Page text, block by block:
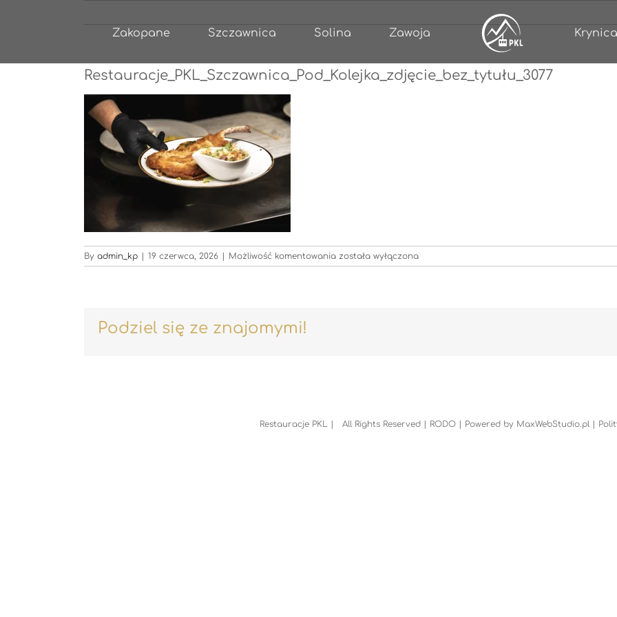
Zakopane Szczawnica Solina Zawoja
Restauracje_PKL_Szczawnica_Pod_Kolejka_zdjęcie_bez_tytułu_3077
By admin_kp | 19 czerwca, 2026 | Możliwość komentowania Restauracje_PKL_Szczawnica_Pod_Kolejka_zdjęcie_bez_tytułu_3077
została wyłączona
Podziel się ze znajomymi!
Restauracje PKL | All Rights Reserved | RODO| Powered by MaxWebStudio.pl |